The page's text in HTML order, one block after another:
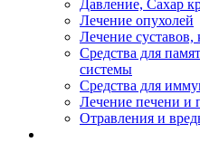
Давление, Сахар
Лечение опухолей
Лечение
Средства для
системы
Средства для
Лечение печени и
Отравления и